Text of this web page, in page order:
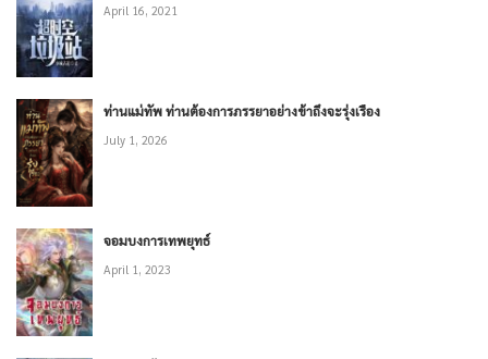
April 16, 2021
ท่านแม่ทัพ ท่านต้องการภรรยาอย่างข้าถึงจะรุ่งเรือง
July 1, 2026
จอมบงการเทพยุทธ์
April 1, 2023